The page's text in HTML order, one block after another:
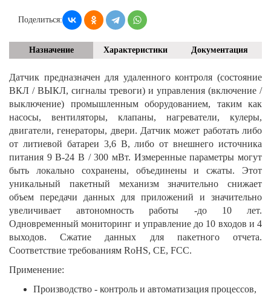
Поделиться:
Назначение Характеристики Документация
Датчик предназначен для удаленного контроля (состояние
ВКЛ / ВЫКЛ, сигналы тревоги) и управления (включение /
выключение) промышленным оборудованием, таким как
насосы, вентиляторы, клапаны, нагреватели, кулеры,
двигатели, генераторы, двери. Датчик может работать либо
от литиевой батареи 3,6 В, либо от внешнего источника
питания 9 В-24 В / 300 мВт. Измеренные параметры могут
быть локально сохранены, объединены и сжаты. Этот
уникальный пакетный механизм значительно снижает
объем передачи данных для приложений и значительно
увеличивает автономность работы -до 10 лет.
Одновременный мониторинг и управление до 10 входов и 4
выходов. Сжатие данных для пакетного отчета.
Соответствие требованиям RoHS, CE, FCC.
Применение:
Производство - контроль и автоматизация процессов,